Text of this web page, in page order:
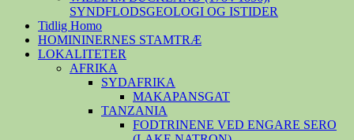
SYNDFLODSGEOLOGI OG ISTIDER
Tidlig Homo
HOMININERNES STAMTRÆ
LOKALITETER
AFRIKA
SYDAFRIKA
MAKAPANSGAT
TANZANIA
FODTRINENE VED ENGARE SERO